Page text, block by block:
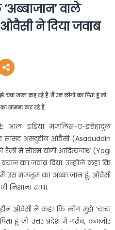
वाले
ने दिया जवाब
जान’ कह रहे हैं. मैं उन लोगों का पिता हूं जो
सामना कर रहे हैं.
आल इंडिया मजलिस-ए-इत्तेहादुल
असदुद्दीन ओवैसी (Asaduddin
में सीएम योगी आदित्यनाथ (Yogi
का जवाब दिया. उन्होंने कहा कि
उस मजलूम का अब्बा जान हूं. ओवैसी
निशाना साधा.
ओवैसी ने कहा कि लोग मुझे ‘चाचा
हूं जो उत्तर प्रदेश में गरीब, कमजोर